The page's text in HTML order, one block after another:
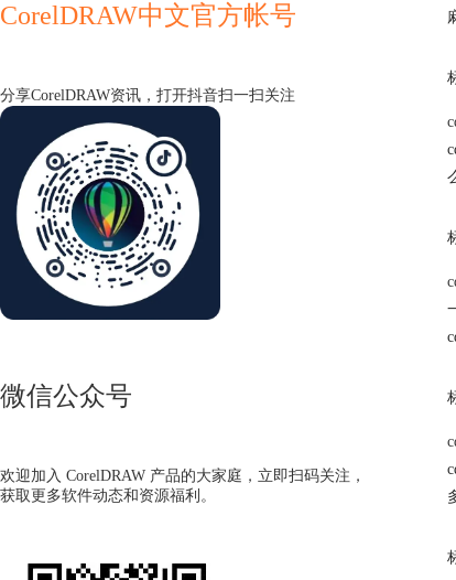
CorelDRAW中文官方帐号
分享CorelDRAW资讯，打开抖音扫一扫关注
微信公众号
欢迎加入 CorelDRAW 产品的大家庭，立即扫码关注，
获取更多软件动态和资源福利。